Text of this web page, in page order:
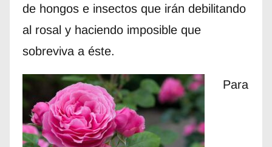
de hongos e insectos que irán debilitando
al rosal y haciendo imposible que
sobreviva a éste.
Para